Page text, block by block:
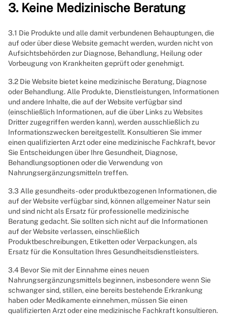
3. Keine Medizinische Beratung
3.1 Die Produkte und alle damit verbundenen Behauptungen, die
auf oder über diese Website gemacht werden, wurden nicht von
Aufsichtsbehörden zur Diagnose, Behandlung, Heilung oder
Vorbeugung von Krankheiten geprüft oder genehmigt.
3.2 Die Website bietet keine medizinische Beratung, Diagnose
oder Behandlung. Alle Produkte, Dienstleistungen, Informationen
und andere Inhalte, die auf der Website verfügbar sind
(einschließlich Informationen, auf die über Links zu Websites
Dritter zugegriffen werden kann), werden ausschließlich zu
Informationszwecken bereitgestellt. Konsultieren Sie immer
einen qualifizierten Arzt oder eine medizinische Fachkraft, bevor
Sie Entscheidungen über Ihre Gesundheit, Diagnose,
Behandlungsoptionen oder die Verwendung von
Nahrungsergänzungsmitteln treffen.
3.3 Alle gesundheits- oder produktbezogenen Informationen, die
auf der Website verfügbar sind, können allgemeiner Natur sein
und sind nicht als Ersatz für professionelle medizinische
Beratung gedacht. Sie sollten sich nicht auf die Informationen
auf der Website verlassen, einschließlich
Produktbeschreibungen, Etiketten oder Verpackungen, als
Ersatz für die Konsultation Ihres Gesundheitsdienstleisters.
3.4 Bevor Sie mit der Einnahme eines neuen
Nahrungsergänzungsmittels beginnen, insbesondere wenn Sie
schwanger sind, stillen, eine bereits bestehende Erkrankung
haben oder Medikamente einnehmen, müssen Sie einen
qualifizierten Arzt oder eine medizinische Fachkraft konsultieren.